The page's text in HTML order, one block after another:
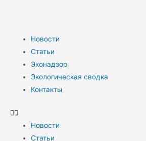
Новости
Статьи
Эконадзор
Экологическая сводка
Контакты
Новости
Статьи